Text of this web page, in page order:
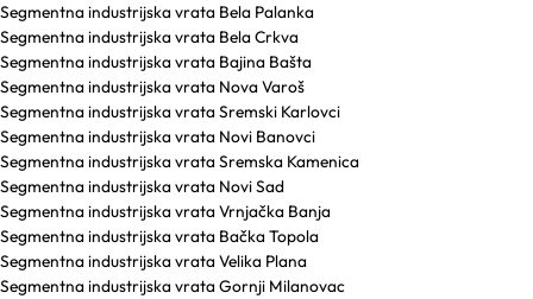
Segmentna industrijska vrata Bela Palanka
Segmentna industrijska vrata Bela Crkva
Segmentna industrijska vrata Bajina Bašta
Segmentna industrijska vrata Nova Varoš
Segmentna industrijska vrata Sremski Karlovci
Segmentna industrijska vrata Novi Banovci
Segmentna industrijska vrata Sremska Kamenica
Segmentna industrijska vrata Novi Sad
Segmentna industrijska vrata Vrnjačka Banja
Segmentna industrijska vrata Bačka Topola
Segmentna industrijska vrata Velika Plana
Segmentna industrijska vrata Gornji Milanovac